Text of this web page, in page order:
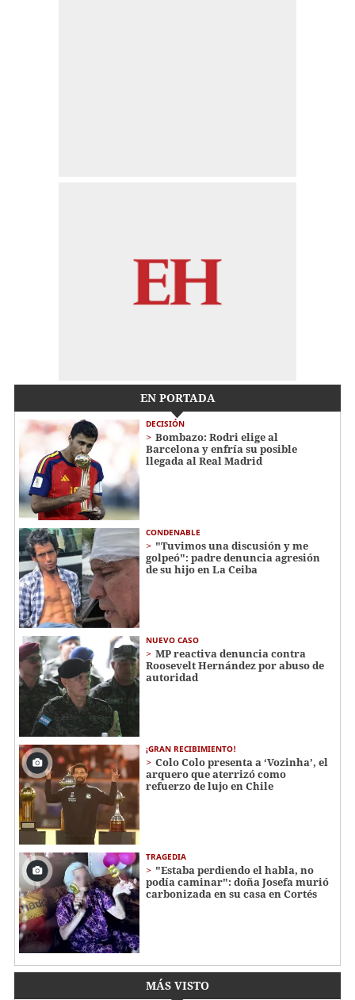
EN PORTADA
DECISIÓN
Bombazo: Rodri elige al
Barcelona y enfría su posible
llegada al Real Madrid
CONDENABLE
"Tuvimos una discusión y me
golpeó": padre denuncia agresión
de su hijo en La Ceiba
NUEVO CASO
MP reactiva denuncia contra
Roosevelt Hernández por abuso de
autoridad
¡GRAN RECIBIMIENTO!
Colo Colo presenta a ‘Vozinha’, el
arquero que aterrizó como
refuerzo de lujo en Chile
TRAGEDIA
"Estaba perdiendo el habla, no
podía caminar": doña Josefa murió
carbonizada en su casa en Cortés
MÁS VISTO